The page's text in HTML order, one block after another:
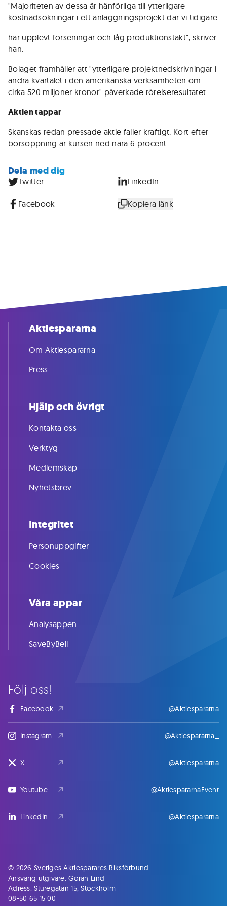
"Majoriteten av dessa är hänförliga till ytterligare
kostnadsökningar i ett anläggningsprojekt där vi tidigare
har upplevt förseningar och låg produktionstakt", skriver
han.
Bolaget framhåller att "ytterligare projektnedskrivningar i
andra kvartalet i den amerikanska verksamheten om
cirka 520 miljoner kronor" påverkade rörelseresultatet.
Aktien tappar
Skanskas redan pressade aktie faller kraftigt. Kort efter
börsöppning är kursen ned nära 6 procent.
Dela med dig
Twitter LinkedIn
Facebook Kopiera länk
Följ oss!
Facebook @Aktiespararna
Instagram @Aktiespararna_
X @Aktiespararna
Youtube @AktiespararnaEvent
LinkedIn @Aktiespararna
Aktiespararna
Om Aktiespararna
Press
Hjälp och övrigt
Kontakta oss
Verktyg
Medlemskap
Nyhetsbrev
Integritet
Personuppgifter
Cookies
Våra appar
Analysappen
SaveByBell
© 2026 Sveriges Aktiesparares Riksförbund
Ansvarig utgivare: Göran Lind
Adress: Sturegatan 15, Stockholm
08-50 65 15 00